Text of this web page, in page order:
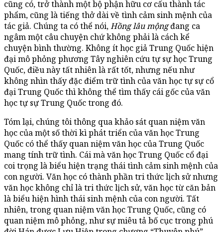
cũng có, trở thành một bộ phận hữu cơ cấu thành tác
phẩm, cũng là tiếng thở dài về tình cảm sinh mệnh của
tác giả. Chúng ta có thể nói,Hồng lâu mộngđang ca
ngâm một câu chuyện chứ không phải là cách kể
chuyện bình thường. Không ít học giả Trung Quốc hiện
đại mô phỏng phương Tây nghiên cứu tự sự học Trung
Quốc, điều này tất nhiên là rất tốt, nhưng nếu như
không nhìn thấy đặc điểm trữ tình của văn học tự sự cổ
đại Trung Quốc thì không thể tìm thấy cái gốc của văn
học tự sự Trung Quốc trong đó.
Tóm lại, chúng tôi thông qua khảo sát quan niệm văn
học của một số thời kì phát triển của văn học Trung
Quốc có thể thấy quan niệm văn học của Trung Quốc
mang tính trữ tình. Cái mà văn học Trung Quốc cổ đại
coi trọng là biểu hiện trạng thái tình cảm sinh mệnh của
con người. Văn học có thành phần tri thức lịch sử nhưng
văn học không chỉ là tri thức lịch sử, văn học từ căn bản
là biểu hiện hình thái sinh mệnh của con người. Tất
nhiên, trong quan niệm văn học Trung Quốc, cũng có
quan niệm mô phỏng, như sự miêu tả bố cục trong phú